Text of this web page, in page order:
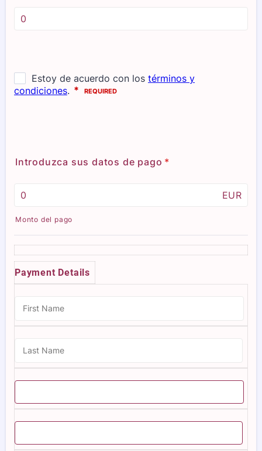
Introduzca sus datos de pago *
EUR
Monto del pago
Payment Details